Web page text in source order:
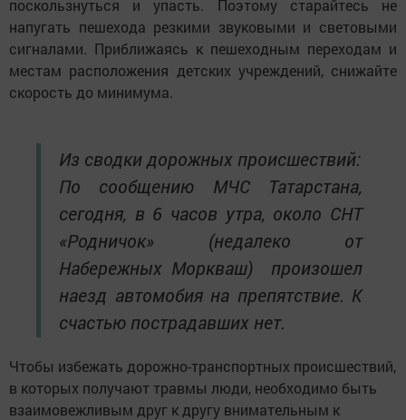
поскользнуться и упасть. Поэтому старайтесь не
напугать пешехода резкими звуковыми и световыми
сигналами. Приближаясь к пешеходным переходам и
местам расположения детских учреждений, снижайте
скорость до минимума.
Из сводки дорожных происшествий:
По сообщению МЧС Татарстана,
сегодня, в 6 часов утра, около СНТ
«Родничок» (недалеко от
Набережных Моркваш) произошел
наезд автомобия на препятствие. К
счастью пострадавших нет.
Чтобы избежать дорожно-транспортных происшествий,
в которых получают травмы люди, необходимо быть
взаимовежливым друг к другу внимательным к